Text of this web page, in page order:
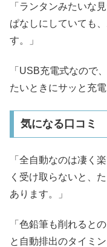
「ランタンみたいな
ぱなしにしていても
す。」
「USB充電式なので
たいときにサッと充
気になる口コミ
「全自動なのは凄く
く受け取らないと、
あります。」
「色鉛筆も削れると
と自動排出のタイミ